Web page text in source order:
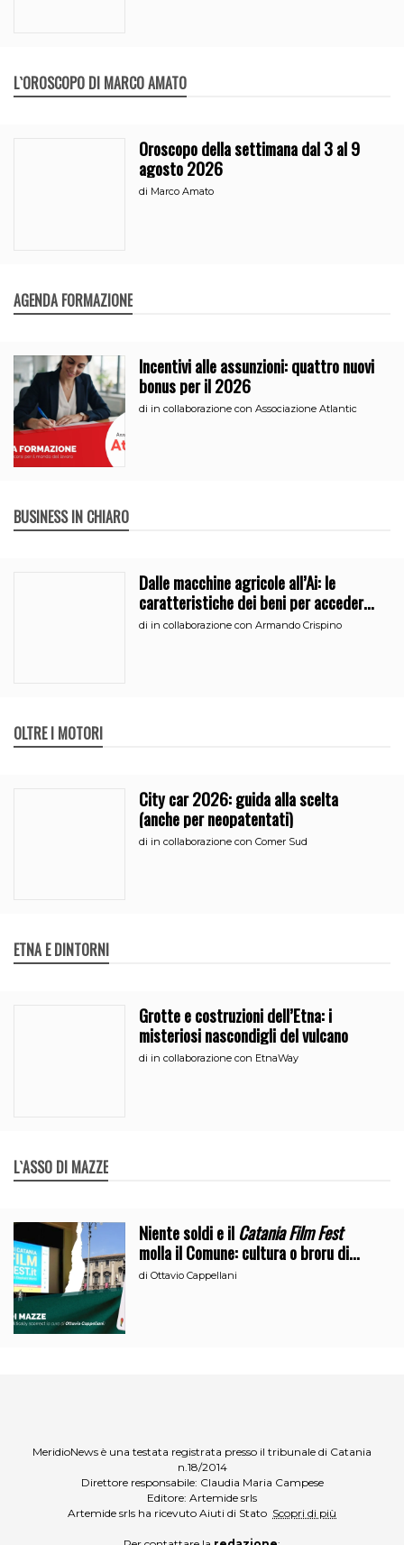
L`OROSCOPO DI MARCO AMATO
Oroscopo della settimana dal 3 al 9
agosto 2026
di Marco Amato
AGENDA FORMAZIONE
Incentivi alle assunzioni: quattro nuovi
bonus per il 2026
di in collaborazione con Associazione Atlantic
BUSINESS IN CHIARO
Dalle macchine agricole all’Ai: le
caratteristiche dei beni per accedere
all’iperammortamento
di in collaborazione con Armando Crispino
OLTRE I MOTORI
City car 2026: guida alla scelta
(anche per neopatentati)
di in collaborazione con Comer Sud
ETNA E DINTORNI
Grotte e costruzioni dell’Etna: i
misteriosi nascondigli del vulcano
di in collaborazione con EtnaWay
L`ASSO DI MAZZE
Niente soldi e ilCatania Film Fest
molla il Comune: cultura o broru di
ciciri?
diOttavio Cappellani
MeridioNews è una testata registrata presso il tribunale di Catania
n.18/2014
Direttore responsabile: Claudia Maria Campese
Editore: Artemide srls
Artemide srls ha ricevuto Aiuti di Stato Scopri di più